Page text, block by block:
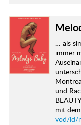
… als
immer
und
mit
vod/id/